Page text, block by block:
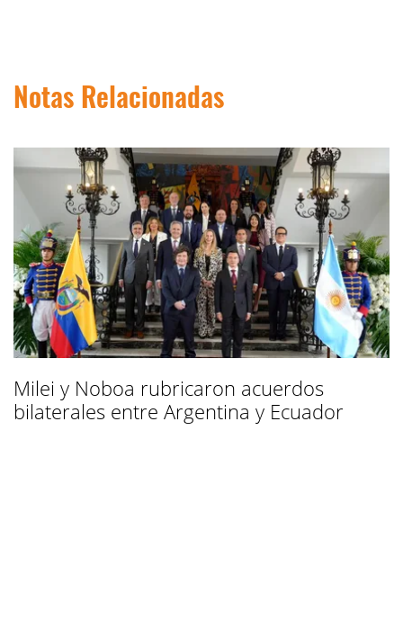
Notas Relacionadas
Milei y Noboa rubricaron acuerdos
bilaterales entre Argentina y Ecuador